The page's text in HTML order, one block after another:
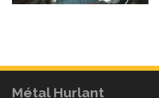
Métal Hurlant